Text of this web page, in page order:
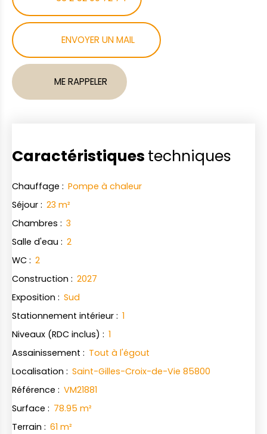
ENVOYER UN MAIL
ME RAPPELER
Caractéristiques techniques
Chauffage : Pompe à chaleur
Séjour : 23 m²
Chambres : 3
Salle d'eau : 2
WC : 2
Construction : 2027
Exposition : Sud
Stationnement intérieur : 1
Niveaux (RDC inclus) : 1
Assainissement : Tout à l'égout
Localisation : Saint-Gilles-Croix-de-Vie 85800
Référence : VM21881
Surface : 78.95 m²
Terrain : 61 m²